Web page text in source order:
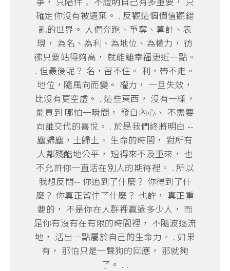
確定你沒有被遺棄。 . 反觀這個價值觀錯
亂的世界。 人們奔跑、爭奪、算計、表
現， 為名、為利、為地位、為權力， 彷
彿只要站得夠高， 就能離幸福更近一點。
. 但最後呢？ 名，留不住。 利，帶不走。
地位，隨風向而變。 權力， 一旦失效，
比沒有更空虛。 . 這些東西， 沒有一樣，
能買到 哪怕一瞬間， 發自內心、 不需要
向誰交代的喜悅。 . 於是我們終將明白 --
塵歸塵，土歸土。 生命的時間， 對所有
人都殘酷地公平， 短得來不及重來， 也
不允許你一直活在別人的期待裡。 . 所以
我想反問-- 你追到了什麼？ 你得到了什
麼？ 你真正留住了什麼？ 也許， 真正重
要的， 不是你在人群裡贏過多少人， 而
是你有沒有在有限的時間裡， 不隨波逐流
地， 活出一點屬於自己的生命力。 . 如果
有， 那怕只是一聲狗的回應， 那就夠
了。 . .